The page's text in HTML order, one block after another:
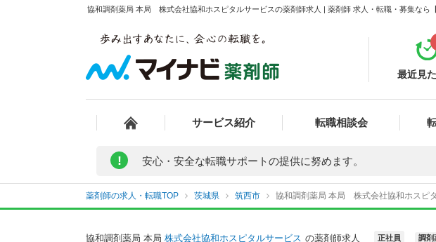
協和調剤薬局 本局 株式会社協和ホスピタルサービスの薬剤師求人 | 薬剤師 求人・転職・募集なら
最近見
サービス紹介 転職相談会
! 安心・安全な転職サポートの提供に努めます。
薬剤師の求人・転職TOP 茨城県 筑西市 協和調剤薬局 本局 株式会社協和ホスピ
協和調剤薬局 本局 株式会社協和ホスピタルサービス の薬剤師求人 正社員 調剤